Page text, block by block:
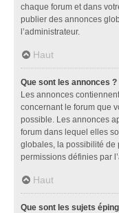
chaque forum et dans
publier des annonces
l’administrateur.
Haut
Que sont les annonces ?
Les annonces
concernant le forum que
possible. Les annonces
forum dans lequel elles
globales, la possibilité de
permissions définies par
Haut
Que sont les sujets